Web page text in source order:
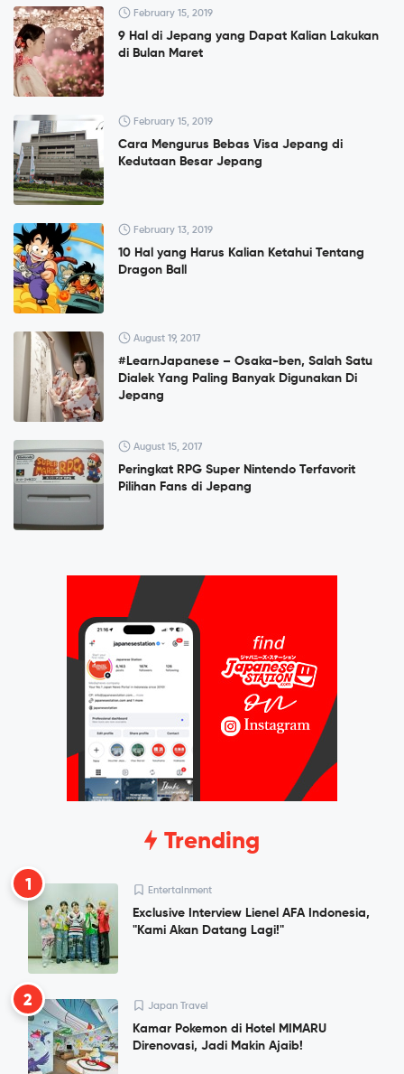
February 15, 2019
9 Hal di Jepang yang Dapat Kalian Lakukan
di Bulan Maret
February 15, 2019
Cara Mengurus Bebas Visa Jepang di
Kedutaan Besar Jepang
February 13, 2019
10 Hal yang Harus Kalian Ketahui Tentang
Dragon Ball
August 19, 2017
#LearnJapanese – Osaka-ben, Salah Satu
Dialek Yang Paling Banyak Digunakan Di
Jepang
August 15, 2017
Peringkat RPG Super Nintendo Terfavorit
Pilihan Fans di Jepang
Trending
1 Entertainment
Exclusive Interview Lienel AFA Indonesia,
"Kami Akan Datang Lagi!"
2 Japan Travel
Kamar Pokemon di Hotel MIMARU
Direnovasi, Jadi Makin Ajaib!